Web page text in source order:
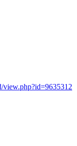
view.php?id=9635312